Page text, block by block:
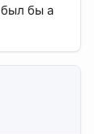
был бы а